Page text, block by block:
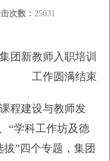
次数： 25031
团新教师入职培训
工作圆满结束
程建设与教师发
“学科工作坊及德
”四个专题，集团